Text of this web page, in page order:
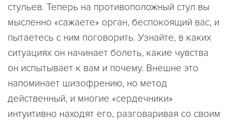
стульев. Теперь на противоположный стул вы
мысленно «сажаете» орган, беспокоящий вас, и
пытаетесь с ним поговорить. Узнайте, в каких
ситуациях он начинает болеть, какие чувства
он испытывает к вам и почему. Внешне это
напоминает шизофрению, но метод
действенный, и многие «сердечники»
интуитивно находят его, разговаривая со своим